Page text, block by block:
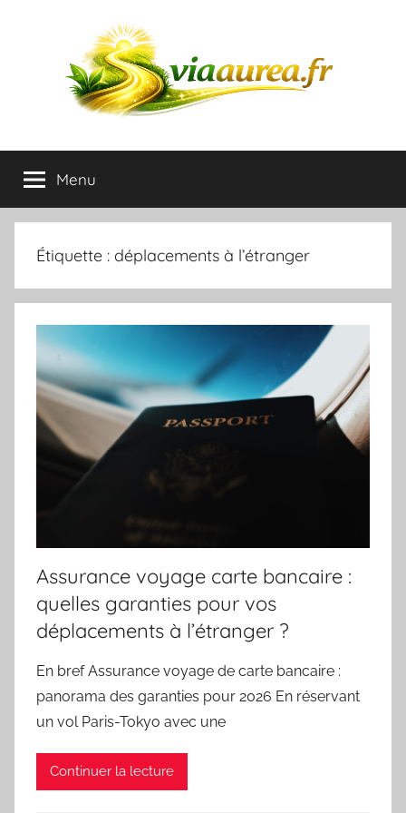
Blog
du
plaisir
et
de
l'amusement
Menu
Étiquette : déplacements à l’étranger
Assurance voyage carte bancaire :
quelles garanties pour vos
déplacements à l’étranger ?
En bref Assurance voyage de carte bancaire :
panorama des garanties pour 2026 En réservant
un vol Paris-Tokyo avec une
Continuer la lecture